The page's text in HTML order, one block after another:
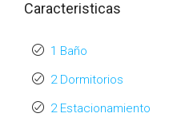
Caracteristicas
1 Baño
2 Dormitorios
2 Estacionamiento